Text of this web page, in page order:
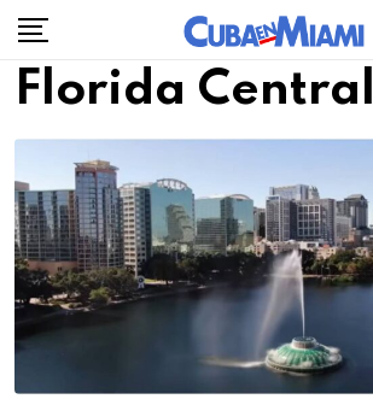
Skip
content
Florida Central